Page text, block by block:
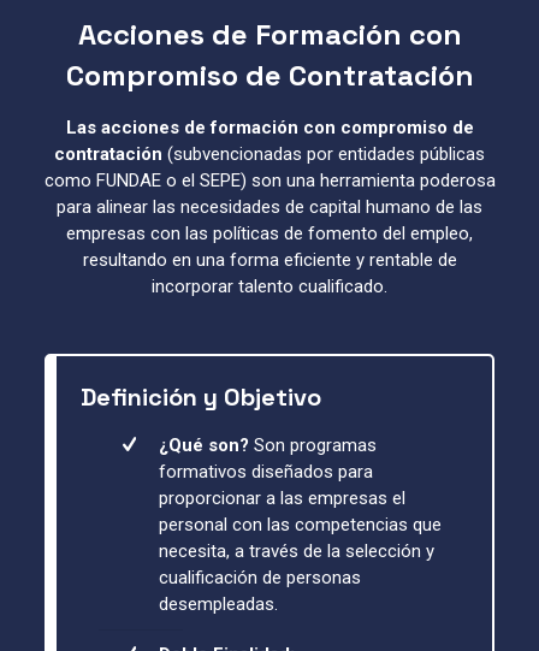
Acciones de Formación con
Compromiso de Contratación
Las acciones de formación con compromiso de
contratación (subvencionadas por entidades públicas
como FUNDAE o el SEPE) son una herramienta poderosa
para alinear las necesidades de capital humano de las
empresas con las políticas de fomento del empleo,
resultando en una forma eficiente y rentable de
incorporar talento cualificado.
Definición y Objetivo
¿Qué son? Son programas
formativos diseñados para
proporcionar a las empresas el
personal con las competencias que
necesita, a través de la selección y
cualificación de personas
desempleadas.